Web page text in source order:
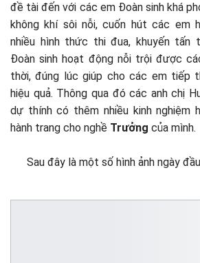
đề tài đến với các em Đoàn sinh khá
không khí sôi nỗi, cuốn hút các em
nhiều hình thức thi đua, khuyến tấn
Đoàn sinh hoạt động nỗi trội được
thời, đúng lúc giúp cho các em tiếp
hiệu quả. Thông qua đó các anh chị
dự thính có thêm nhiều kinh nghiệm
hành trang cho nghề Trưởng của mình.
Sau đây là một số hình ảnh ngày